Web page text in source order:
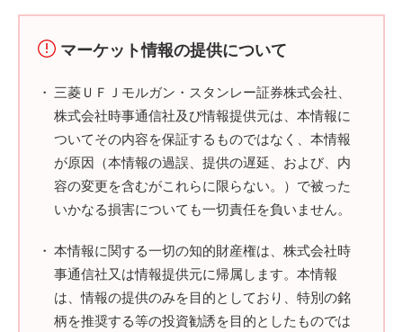
マーケット情報の提供について
三菱ＵＦＪモルガン・スタンレー証券株式会社、
株式会社時事通信社及び情報提供元は、本情報に
ついてその内容を保証するものではなく、本情報
が原因（本情報の過誤、提供の遅延、および、内
容の変更を含むがこれらに限らない。）で被った
いかなる損害についても一切責任を負いません。
本情報に関する一切の知的財産権は、株式会社時
事通信社又は情報提供元に帰属します。本情報
は、情報の提供のみを目的としており、特別の銘
柄を推奨する等の投資勧誘を目的としたものでは